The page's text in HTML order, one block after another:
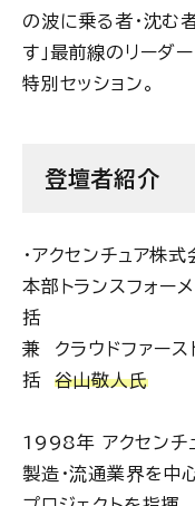
の波に乗る者・沈
す」最前線のリーダ
特別セッション。
登壇者紹介
・アクセンチュア株
本部トランスフォー
括
兼 クラウドファース
括 谷山敬人氏
1998年 アクセンチ
製造・流通業界を中